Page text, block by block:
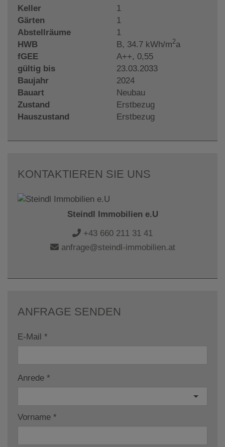
Keller
1
Gärten
1
Abstellräume
1
HWB
B, 34.7 kWh/m2a
fGEE
A++, 0,55
gültig bis
23.03.2033
Baujahr
2024
Bauart
Neubau
Zustand
Erstbezug
Hauszustand
Erstbezug
KONTAKTIEREN SIE UNS
Steindl Immobilien e.U
+43 660 211 31 41
anfrage@steindl-immobilien.at
ANFRAGE SENDEN
E-Mail
Anrede
Vorname